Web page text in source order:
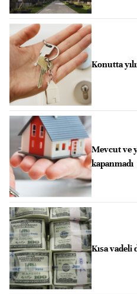
Konutta
Mevcut ve
kapanmadı
Kısa vadeli